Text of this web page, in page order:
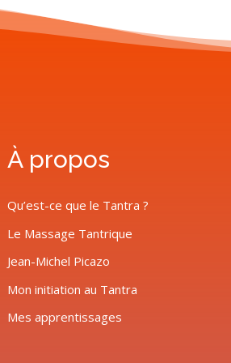
À propos
Qu’est-ce que le Tantra ?
Le Massage Tantrique
Jean-Michel Picazo
Mon initiation au Tantra
Mes apprentissages